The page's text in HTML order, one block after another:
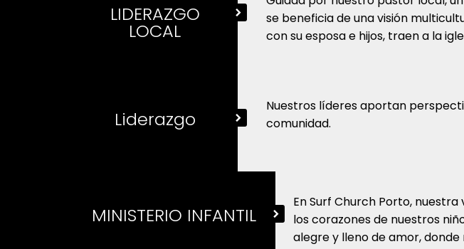
LIDERAZGO
LOCAL
se beneficia de una visión
con su esposa e hijos, traen a la
Liderazgo
Nuestros líderes aportan
comunidad.
MINISTERIO INFANTIL
En Surf Church Porto,
los corazones de nuestros
alegre y lleno de amor, donde